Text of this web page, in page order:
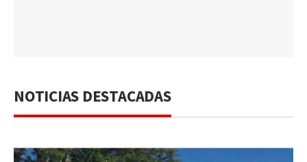
NOTICIAS DESTACADAS